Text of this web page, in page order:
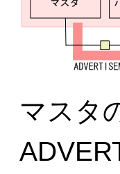
マスタ